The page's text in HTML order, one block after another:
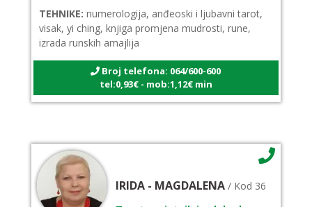
TEHNIKE: numerologija, anđeoski i ljubavni tarot,
visak, yi ching, knjiga promjena mudrosti, rune,
izrada runskih amajlija
Broj telefona: 064/600-600
tel:0,93€ - mob:1,12€ min
IRIDA - MAGDALENA / Kod 36